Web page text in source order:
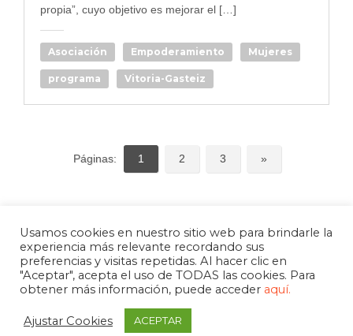
propia”, cuyo objetivo es mejorar el […]
Asociación Empoderamiento Mujeres
programa Vitoria-Gasteiz
Páginas: 1 2 3 »
Usamos cookies en nuestro sitio web para brindarle la
experiencia más relevante recordando sus
preferencias y visitas repetidas. Al hacer clic en
"Aceptar", acepta el uso de TODAS las cookies. Para
obtener más información, puede acceder aquí.
Ajustar Cookies ACEPTAR